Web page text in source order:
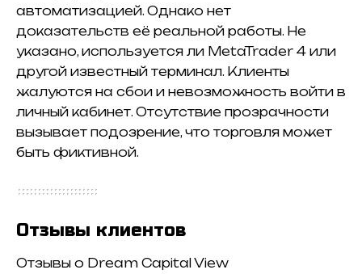
автоматизацией. Однако нет
доказательств её реальной работы. Не
указано, используется ли MetaTrader 4 или
другой известный терминал. Клиенты
жалуются на сбои и невозможность войти в
личный кабинет. Отсутствие прозрачности
вызывает подозрение, что торговля может
быть фиктивной.
Отзывы клиентов
Отзывы о Dream Capital View